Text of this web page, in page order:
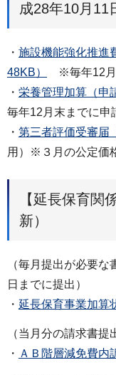
成28年10月11
・ 施設機能強化推進
48KB）
※毎年12月
・ 栄養管理加算（申
毎年12月末までに申
・ 第三者評価受審届
用）※３月の公定価
【延長保育関
新）
（毎月提出が必要
日までに提出）
・ 延長保育事業加算
（当月分の請求書提
・ ＡＢ階層減免費内